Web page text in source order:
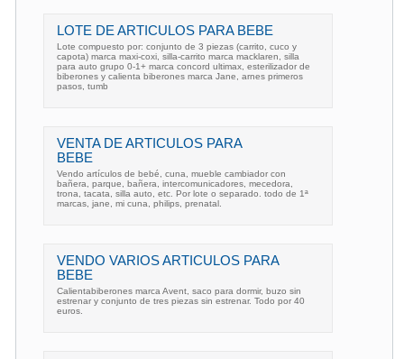
LOTE DE ARTICULOS PARA BEBE
Lote compuesto por: conjunto de 3 piezas (carrito, cuco y
capota) marca maxi-coxi, silla-carrito marca macklaren, silla
para auto grupo 0-1+ marca concord ultimax, esterilizador de
biberones y calienta biberones marca Jane, arnes primeros
pasos, tumb
VENTA DE ARTICULOS PARA
BEBE
Vendo artículos de bebé, cuna, mueble cambiador con
bañera, parque, bañera, intercomunicadores, mecedora,
trona, tacata, silla auto, etc. Por lote o separado. todo de 1ª
marcas, jane, mi cuna, philips, prenatal.
VENDO VARIOS ARTICULOS PARA
BEBE
Calientabiberones marca Avent, saco para dormir, buzo sin
estrenar y conjunto de tres piezas sin estrenar. Todo por 40
euros.